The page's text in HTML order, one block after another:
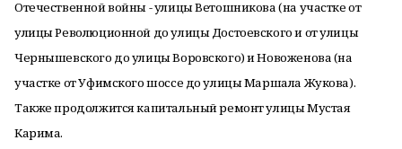
Отечественной войны - улицы Ветошникова (на участке от
улицы Революционной до улицы Достоевского и от улицы
Чернышевского до улицы Воровского) и Новоженова (на
участке от Уфимского шоссе до улицы Маршала Жукова).
Также продолжится капитальный ремонт улицы Мустая
Карима.